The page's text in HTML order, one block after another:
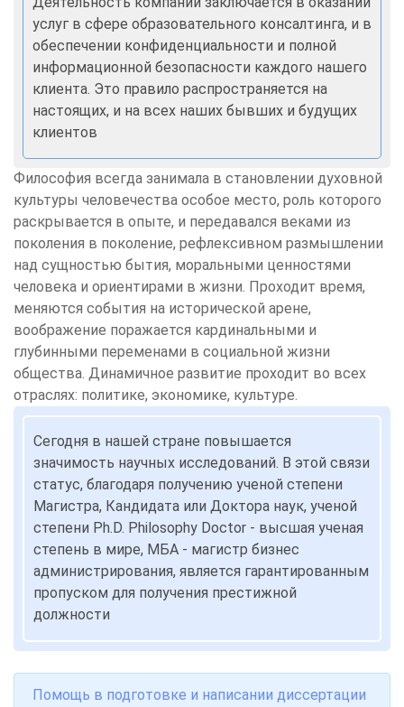
услуг в сфере образовательного консалтинга, и в
обеспечении конфиденциальности и полной
информационной безопасности каждого нашего
клиента. Это правило распространяется на
настоящих, и на всех наших бывших и будущих
клиентов
Философия всегда занимала в становлении духовной
культуры человечества особое место, роль которого
раскрывается в опыте, и передавался веками из
поколения в поколение, рефлексивном размышлении
над сущностью бытия, моральными ценностями
человека и ориентирами в жизни. Проходит время,
меняются события на исторической арене,
воображение поражается кардинальными и
глубинными переменами в социальной жизни
общества. Динамичное развитие проходит во всех
отраслях: политике, экономике, культуре.
Сегодня в нашей стране повышается
значимость научных исследований. В этой связи
статус, благодаря получению ученой степени
Магистра, Кандидата или Доктора наук, ученой
степени Ph.D. Philosophy Doctor - высшая ученая
степень в мире, МБА - магистр бизнес
администрирования, является гарантированным
пропуском для получения престижной
должности
Помощь в подготовке и написании диссертации